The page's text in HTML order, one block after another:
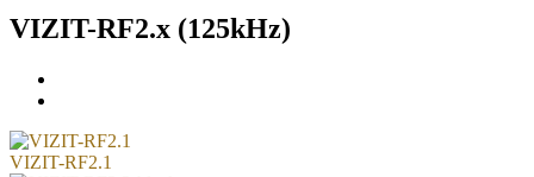
VIZIT-RF2.x (125kHz)
VIZIT-RF2.1